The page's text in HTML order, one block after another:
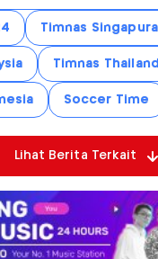
Timnas Singapura
Timnas Thailand
Soccer Time
Lihat Berita Terkait